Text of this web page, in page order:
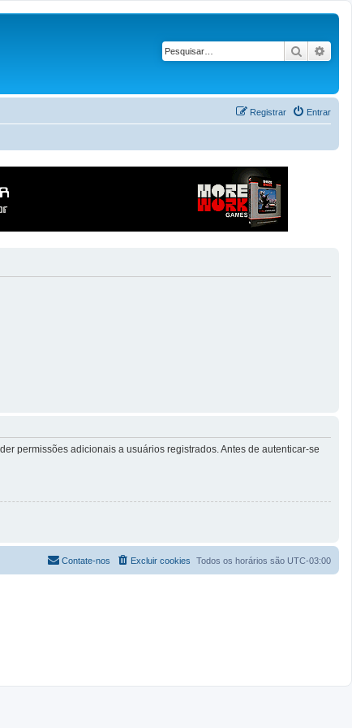
Pesquisar
Entrar
Registrar
permissões adicionais a usuários registrados. Antes de autenticar-se
Todos os horários são UTC-03:00
Excluir cookies
Contate-nos